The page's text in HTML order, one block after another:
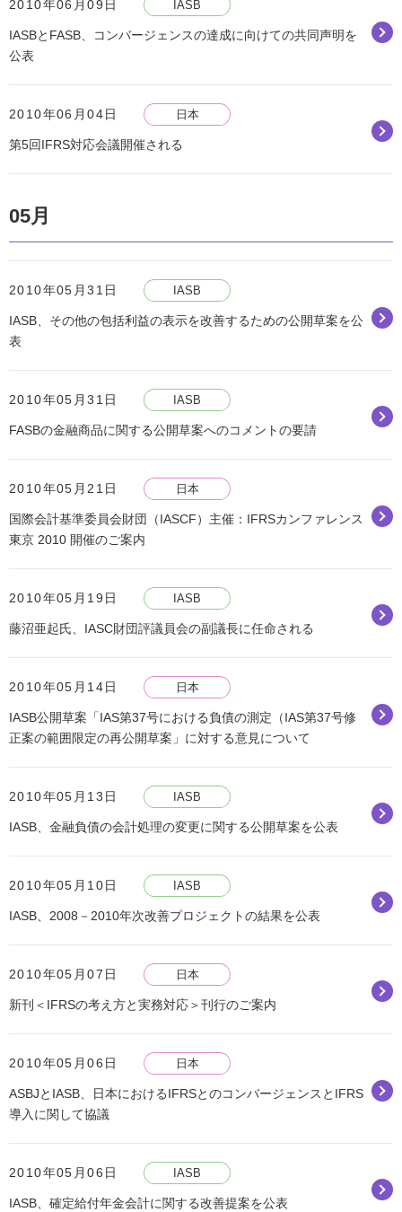
2010年06月09日 IASB
IASBとFASB、コンバージェンスの達成に向けての共同声明を
公表
2010年06月04日 日本
第5回IFRS対応会議開催される
05月
2010年05月31日 IASB
IASB、その他の包括利益の表示を改善するための公開草案を公
表
2010年05月31日 IASB
FASBの金融商品に関する公開草案へのコメントの要請
2010年05月21日 日本
国際会計基準委員会財団（IASCF）主催：IFRSカンファレンス
東京 2010 開催のご案内
2010年05月19日 IASB
藤沼亜起氏、IASC財団評議員会の副議長に任命される
2010年05月14日 日本
IASB公開草案「IAS第37号における負債の測定（IAS第37号修
正案の範囲限定の再公開草案」に対する意見について
2010年05月13日 IASB
IASB、金融負債の会計処理の変更に関する公開草案を公表
2010年05月10日 IASB
IASB、2008－2010年次改善プロジェクトの結果を公表
2010年05月07日 日本
新刊＜IFRSの考え方と実務対応＞刊行のご案内
2010年05月06日 日本
ASBJとIASB、日本におけるIFRSとのコンバージェンスとIFRS
導入に関して協議
2010年05月06日 IASB
IASB、確定給付年金会計に関する改善提案を公表